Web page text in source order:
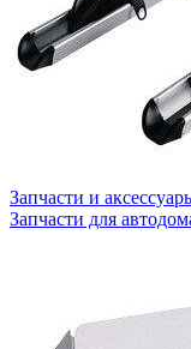
Запчасти и
Запчасти для